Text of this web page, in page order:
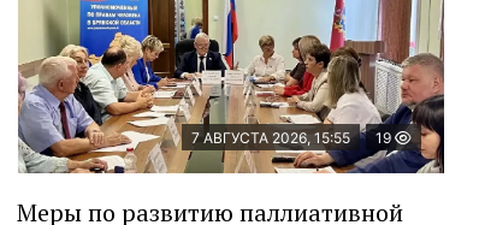
7 АВГУСТА 2026, 15:55 19
Меры по развитию паллиативной